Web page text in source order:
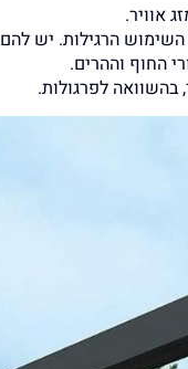
אוויר.
הרגילות. יש להם
החוף וההרים.
בהשוואה לפרגולות.